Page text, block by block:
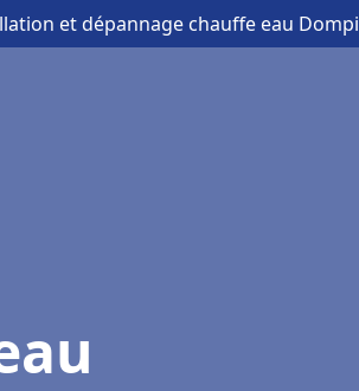
et dépannage chauffe eau